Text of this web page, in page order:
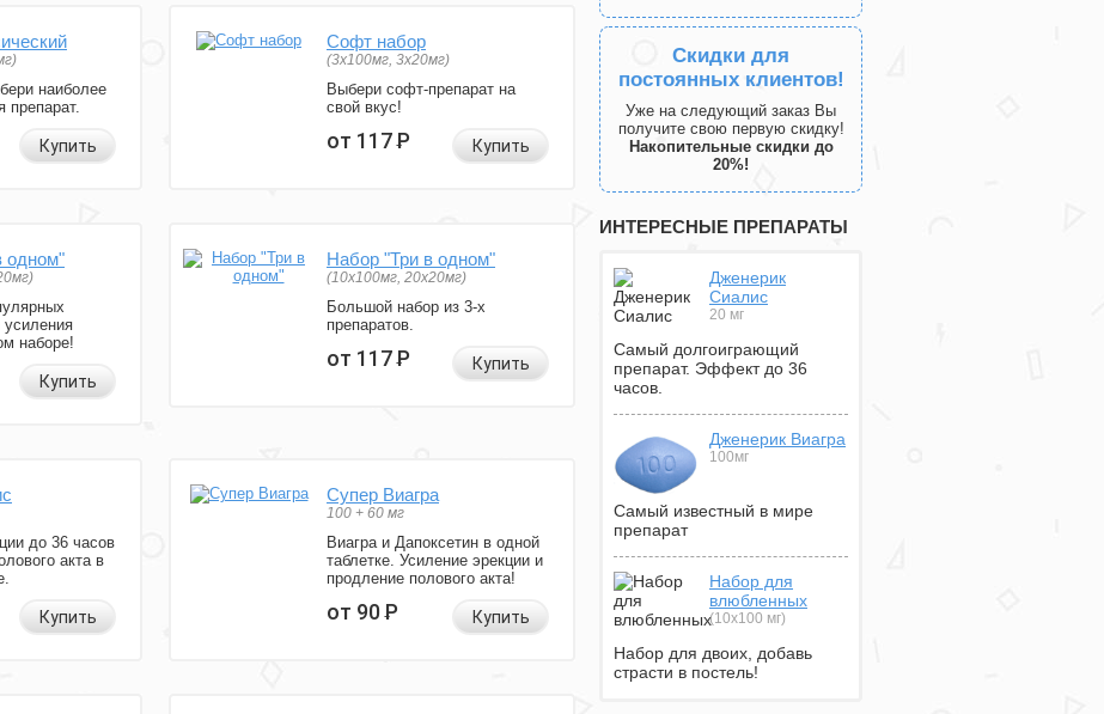
наиболее
препарат.
Купить
Софт набор
(3x100мг, 3x20мг)
Выбери софт-препарат на
свой вкус!
от 117Р Купить
одном"
усиления
наборе!
Купить
Набор "Три в одном"
(10x100мг, 20x20мг)
Большой набор из 3-х
препаратов.
от 117Р Купить
до 36 часов
акта в
Купить
Супер Виагра
100 + 60 мг
Виагра и Дапоксетин в одной
таблетке. Усиление эрекции и
продление полового акта!
от 90Р Купить
Скидки для
постоянных клиентов!
Уже на следующий заказ Вы
получите свою первую скидку!
Накопительные скидки до
20%!
ИНТЕРЕСНЫЕ ПРЕПАРАТЫ
Дженерик
Сиалис
20 мг
Самый долгоиграющий
препарат. Эффект до 36
часов.
Дженерик Виагра
100мг
Самый известный в мире
препарат
Набор для
влюбленных
(10х100 мг)
Набор для двоих, добавь
страсти в постель!